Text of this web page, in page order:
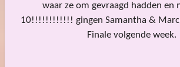
waar ze om gevraagd hadden en
10!!!!!!!!!!!! gingen Samantha &
Finale volgende week.